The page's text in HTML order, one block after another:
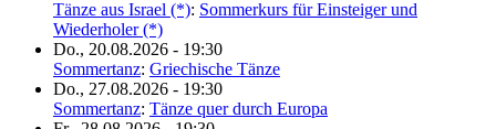
Tänze aus Israel (*): Sommerkurs für Einsteiger und
Wiederholer (*)
Do., 20.08.2026 - 19:30
Sommertanz: Griechische Tänze
Do., 27.08.2026 - 19:30
Sommertanz: Tänze quer durch Europa